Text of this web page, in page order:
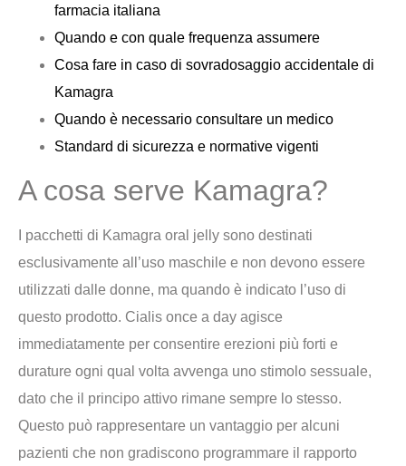
farmacia italiana
Quando e con quale frequenza assumere
Cosa fare in caso di sovradosaggio accidentale di
Kamagra
Quando è necessario consultare un medico
Standard di sicurezza e normative vigenti
A cosa serve Kamagra?
I pacchetti di Kamagra oral jelly sono destinati
esclusivamente all’uso maschile e non devono essere
utilizzati dalle donne, ma quando è indicato l’uso di
questo prodotto. Cialis once a day agisce
immediatamente per consentire erezioni più forti e
durature ogni qual volta avvenga uno stimolo sessuale,
dato che il principo attivo rimane sempre lo stesso.
Questo può rappresentare un vantaggio per alcuni
pazienti che non gradiscono programmare il rapporto